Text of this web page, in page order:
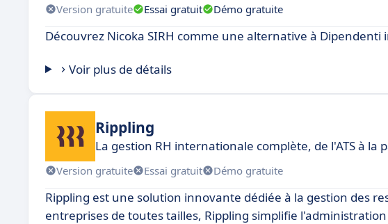
Version gratuite Essai gratuit Démo gratuite
Découvrez Nicoka SIRH comme une alternative à Dipendenti
Voir plus de détails
Rippling
La gestion RH internationale complète, de l'ATS à la
Version gratuite Essai gratuit Démo gratuite
Rippling est une solution innovante dédiée à la gestion des
entreprises de toutes tailles, Rippling simplifie